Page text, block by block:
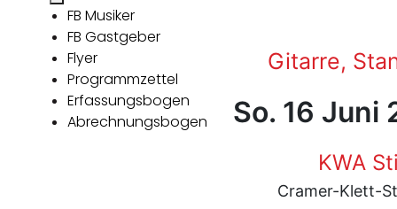
FB Musiker
FB Gastgeber
Flyer
Programmzettel
Erfassungsbogen
Abrechnungsbogen
Gitarre,
So. 16 Juni
KWA
Cramer-Klett-